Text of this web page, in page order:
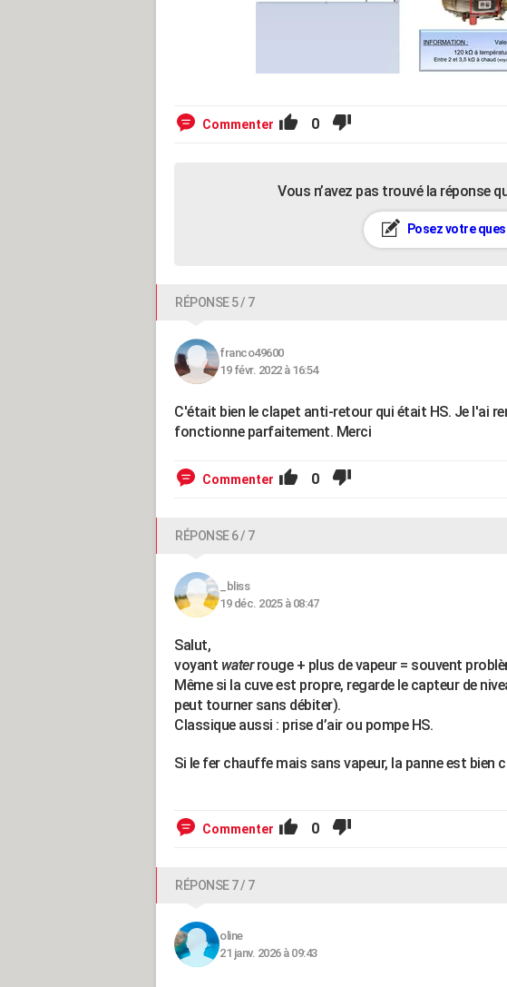
Commenter 0
Vous n’avez pas trouvé la réponse
Posez votre
RÉPONSE 5 / 7
franco49600
19 févr. 2022 à 16:54
C'était bien le clapet anti-retour qui était HS. Je l'ai
fonctionne parfaitement. Merci
Commenter 0
RÉPONSE 6 / 7
_bliss
19 déc. 2025 à 08:47
Salut,
voyant waterrouge + plus de vapeur = souvent
Même si la cuve est propre, regarde le capteur de
peut tourner sans débiter).
Classique aussi : prise d’air ou pompe HS.
Si le fer chauffe mais sans vapeur, la panne est bien
Commenter 0
RÉPONSE 7 / 7
oline
21 janv. 2026 à 09:43